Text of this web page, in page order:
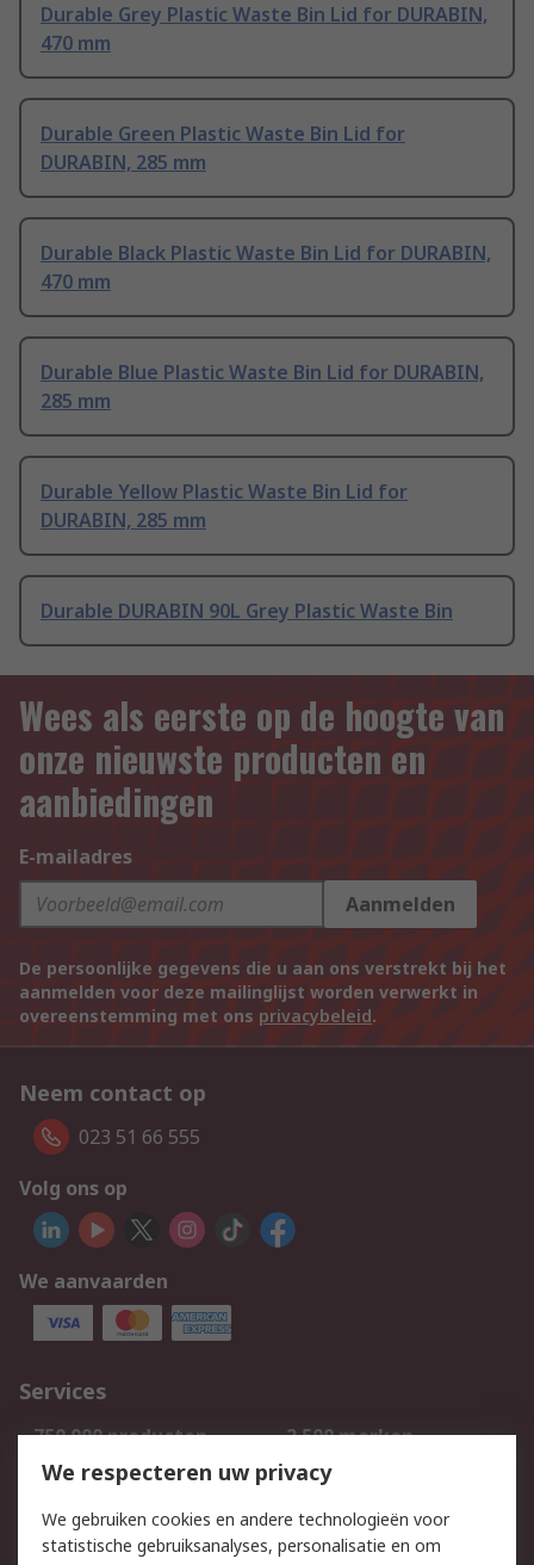
Durable Grey Plastic Waste Bin Lid for DURABIN,
470 mm
Durable Green Plastic Waste Bin Lid for
DURABIN, 285 mm
Durable Black Plastic Waste Bin Lid for DURABIN,
470 mm
Durable Blue Plastic Waste Bin Lid for DURABIN,
285 mm
Durable Yellow Plastic Waste Bin Lid for
DURABIN, 285 mm
Durable DURABIN 90L Grey Plastic Waste Bin
Wees als eerste op de hoogte van
onze nieuwste producten en
aanbiedingen
E-mailadres
Aanmelden
De persoonlijke gegevens die u aan ons verstrekt bij het
aanmelden voor deze mailinglijst worden verwerkt in
overeenstemming met ons privacybeleid.
Neem contact op
023 51 66 555
Volg ons op
We aanvaarden
Services
750.000 producten
2.500 merken
Bestellen
Inkoopoplossingen
Track & Trace
We respecteren uw privacy
We gebruiken cookies en andere technologieën voor
statistische gebruiksanalyses, personalisatie en om